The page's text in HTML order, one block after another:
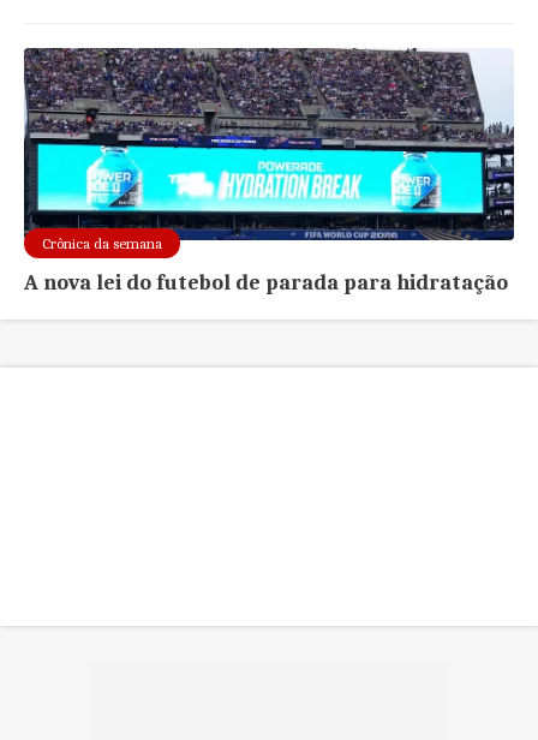
Crônica da semana
A nova lei do futebol de parada para hidratação